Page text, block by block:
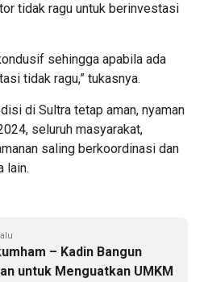
tidak ragu untuk berinvestasi
sehingga apabila ada
tidak ragu,” tukasnya.
di Sultra tetap aman, nyaman
seluruh masyarakat,
saling berkoordinasi dan
lain.
– Kadin Bangun
untuk Menguatkan UMKM